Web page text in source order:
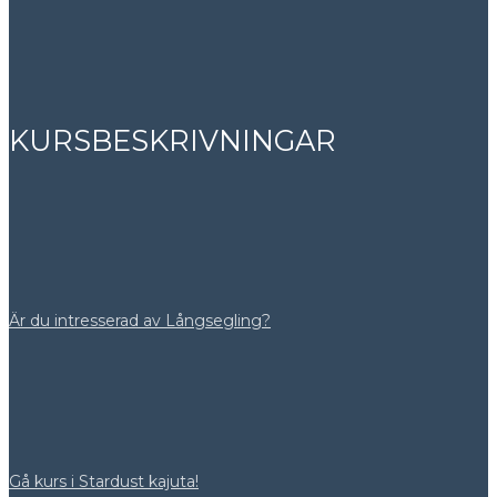
KURSBESKRIVNINGAR
Är du intresserad av Långsegling?
Gå kurs i Stardust kajuta!